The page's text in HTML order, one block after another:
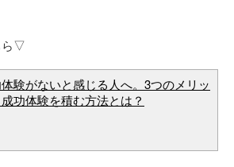
ら▽
験がないと感じる人へ。3つのメリッ
成功体験を積む方法とは？